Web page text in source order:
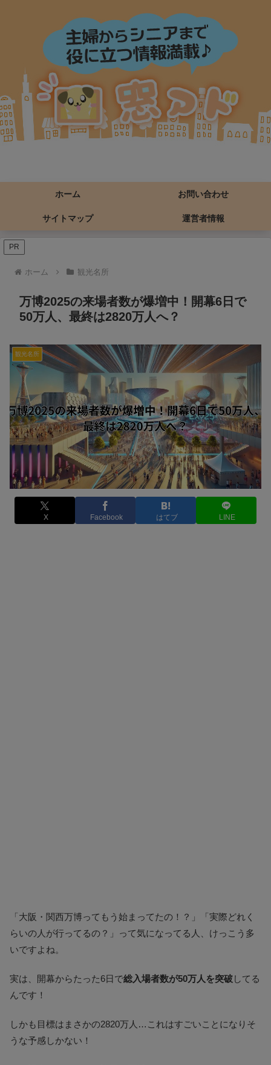
ホーム お問い合わせ
サイトマップ 運営者情報
PR
ホーム 観光名所
万博2025の来場者数が爆増中！開幕6日で
50万人、最終は2820万人へ？
観光名所
X Facebook はてブ LINE
「大阪・関西万博ってもう始まってたの！？」「実際どれく
らいの人が行ってるの？」って気になってる人、けっこう多
いですよね。
実は、開幕からたった6日で総入場者数が50万人を突破してる
んです！
しかも目標はまさかの2820万人…これはすごいことになりそ
うな予感しかない！